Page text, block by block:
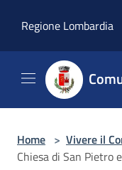
Regione Lombardia
Home > Vivere il
Chiesa di San Pietro